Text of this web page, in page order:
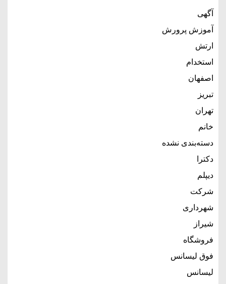
آگهی
آموزش پرورش
ارتش
استخدام
اصفهان
تبریز
تهران
خانم
دسته‌بندی نشده
دکترا
دیپلم
شرکت
شهرداری
شیراز
فروشگاه
فوق لیسانس
لیسانس